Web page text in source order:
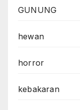
GUNUNG
hewan
horror
kebakaran